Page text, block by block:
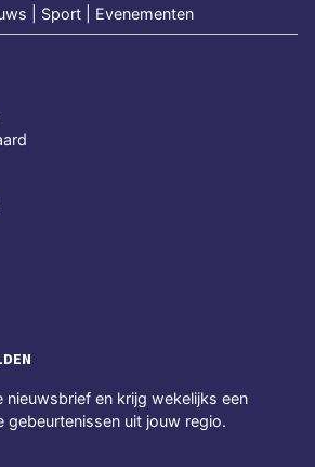
| Sport | Evenementen
nieuwsbrief en krijg wekelijks een
gebeurtenissen uit jouw regio.